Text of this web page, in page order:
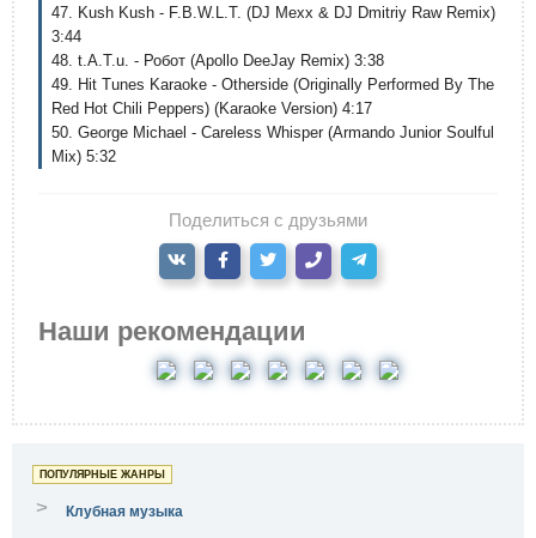
47. Kush Kush - F.B.W.L.T. (DJ Mexx & DJ Dmitriy Raw Remix)
3:44
48. t.A.T.u. - Робот (Apollo DeeJay Remix) 3:38
49. Hit Tunes Karaoke - Otherside (Originally Performed By The
Red Hot Chili Peppers) (Karaoke Version) 4:17
50. George Michael - Careless Whisper (Armando Junior Soulful
Mix) 5:32
Поделиться с друзьями
Наши рекомендации
ПОПУЛЯРНЫЕ ЖАНРЫ
> Клубная музыка